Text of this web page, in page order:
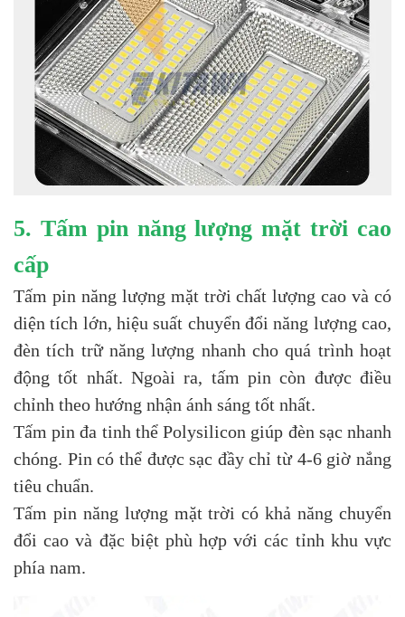
5. Tấm pin năng lượng mặt trời cao
cấp
Tấm pin năng lượng mặt trời chất lượng cao và có
diện tích lớn, hiệu suất chuyển đổi năng lượng cao,
đèn tích trữ năng lượng nhanh cho quá trình hoạt
động tốt nhất. Ngoài ra, tấm pin còn được điều
chỉnh theo hướng nhận ánh sáng tốt nhất.
Tấm pin đa tinh thể Polysilicon giúp đèn sạc nhanh
chóng. Pin có thể được sạc đầy chỉ từ 4-6 giờ nắng
tiêu chuẩn.
Tấm pin năng lượng mặt trời có khả năng chuyển
đổi cao và đặc biệt phù hợp với các tỉnh khu vực
phía nam.